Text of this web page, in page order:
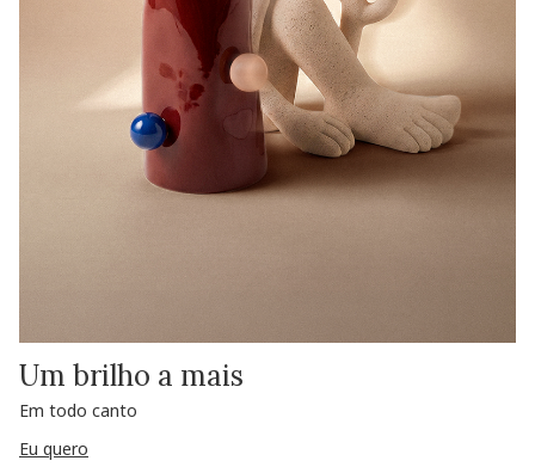
Um brilho a mais
Em todo canto
Eu quero